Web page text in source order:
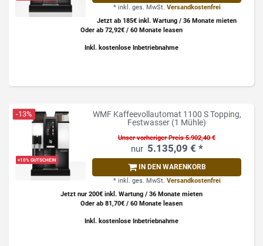
* inkl. ges. MwSt. Versandkostenfrei
Jetzt ab 185€ inkl. Wartung / 36 Monate mieten
Oder ab 72,92€ / 60 Monate leasen
Inkl. kostenlose Inbetriebnahme
+10% GUTSCHEIN
-13%
WMF Kaffeevollautomat 1100 S Topping,
Festwasser (1 Mühle)
Unser vorheriger Preis 5.902,40 €
5.135,09 € *
IN DEN WARENKORB
* inkl. ges. MwSt. Versandkostenfrei
Jetzt nur 200€ inkl. Wartung / 36 Monate mieten
Oder ab 81,70€ / 60 Monate leasen
Inkl. kostenlose Inbetriebnahme